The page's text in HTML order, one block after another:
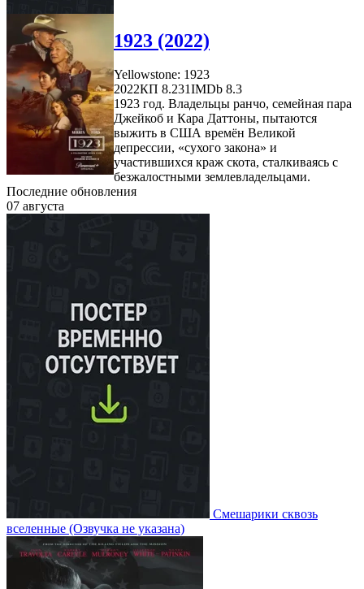
1923 (2022)
Yellowstone: 1923
2022КП 8.231IMDb 8.3
1923 год. Владельцы ранчо, семейная пара
Джейкоб и Кара Даттоны, пытаются
выжить в США времён Великой
депрессии, «сухого закона» и
участившихся краж скота, сталкиваясь с
безжалостными землевладельцами.
Последние обновления
07 августа
Смешарики сквозь
вселенные (Озвучка не указана)